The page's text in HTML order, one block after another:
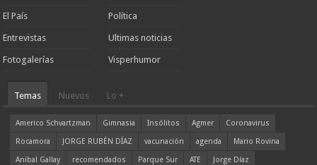
El País
Entrevistas
Fotogalerías
Política
Ultimas noticias
Visperhumor
Temas Nuevos Lo +
Americo Schvartzman Gimnasia Insólitos Agmer
Coronavirus
Rocamora
JORGE RUBÉN DÍAZ vacunación agenda
Mario Rovina
Aníbal Gallay
recomendados Parque Sur ATE
Jorge Díaz